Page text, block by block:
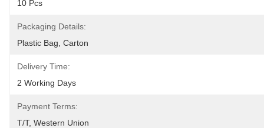
10 Pcs
Packaging Details:
Plastic Bag, Carton
Delivery Time:
2 Working Days
Payment Terms:
T/T, Western Union